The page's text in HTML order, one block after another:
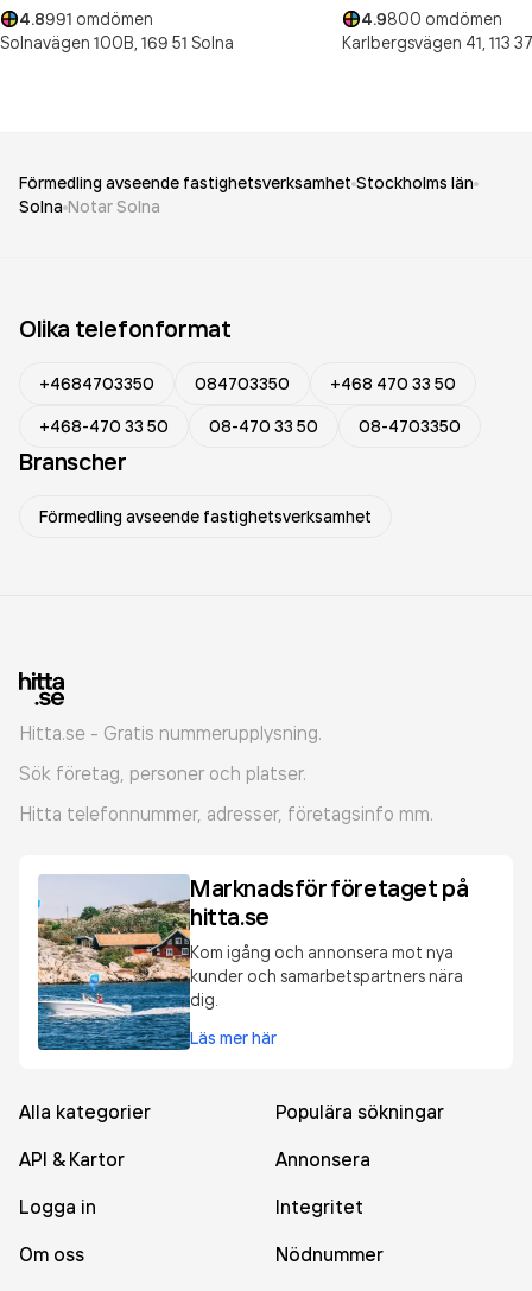
4.8991 omdömen
Solnavägen 100B, 169 51 Solna
4.9800 omdömen
Karlbergsvägen 41, 113 37
Förmedling avseende fastighetsverksamhet Stockholms län
Solna Notar Solna
Olika telefonformat
+4684703350 084703350
+468 470 33 50
+468-470 33 50
08-470 33 50 08-4703350
Branscher
Förmedling avseende fastighetsverksamhet
Hitta.se - Gratis nummerupplysning.
Sök företag, personer och platser.
Hitta telefonnummer, adresser, företagsinfo mm.
Marknadsför företaget på
hitta.se
Kom igång och annonsera mot nya
kunder och samarbetspartners nära
dig.
Läs mer här
Alla kategorier
Populära sökningar
API & Kartor
Annonsera
Logga in
Integritet
Om oss
Nödnummer